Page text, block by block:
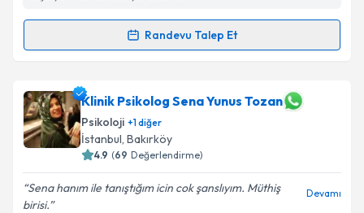
Randevu Talep Et
Randevu Takvimi Talebi
Psk. Ahmet Yenaliçin randevu takvimi talebi
oluşturun. Size bu uzmandan randevu almanız için bir
takvim hazırlandığında e-posta ile bilgilendireceğiz.
E-posta Adresiniz
Klinik Psikolog Sena Yunus Tozan
Psikoloji +1diğer
İstanbul, Bakırköy
4.9 (69 Değerlendirme)
Sena hanım ile tanıştığım icin cok şanslıyım. Müthiş
birisi.
Devamı